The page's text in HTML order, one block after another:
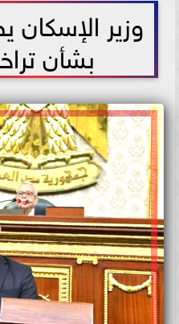
وزير الإسكان
بشأن